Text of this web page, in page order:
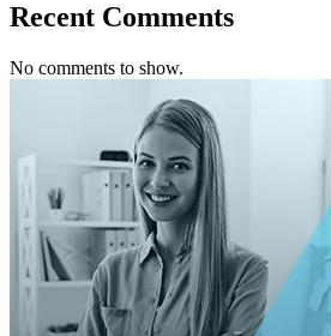
Recent Comments
No comments to show.